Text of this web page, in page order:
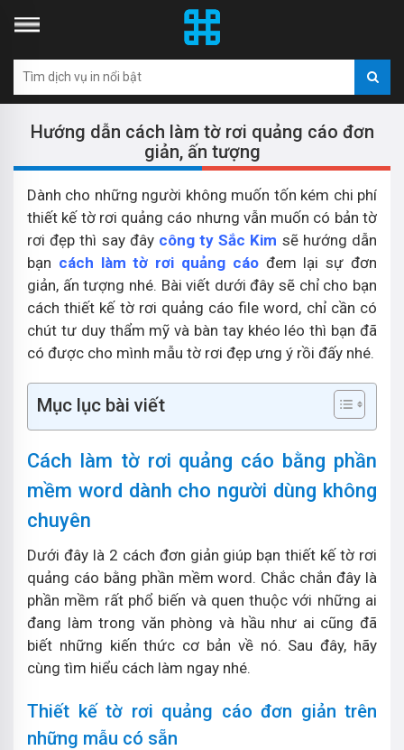
Hướng dẫn cách làm tờ rơi quảng cáo đơn
giản, ấn tượng
Dành cho những người không muốn tốn kém chi phí
thiết kế tờ rơi quảng cáo nhưng vẫn muốn có bản tờ
rơi đẹp thì say đây công ty Sắc Kim sẽ hướng dẫn
bạn cách làm tờ rơi quảng cáođem lại sự đơn
giản, ấn tượng nhé. Bài viết dưới đây sẽ chỉ cho bạn
cách thiết kế tờ rơi quảng cáo file word, chỉ cần có
chút tư duy thẩm mỹ và bàn tay khéo léo thì bạn đã
có được cho mình mẫu tờ rơi đẹp ưng ý rồi đấy nhé.
Mục lục bài viết
Cách làm tờ rơi quảng cáo bằng phần
mềm word dành cho người dùng không
chuyên
Dưới đây là 2 cách đơn giản giúp bạn thiết kế tờ rơi
quảng cáo bằng phần mềm word. Chắc chắn đây là
phần mềm rất phổ biến và quen thuộc với những ai
đang làm trong văn phòng và hầu như ai cũng đã
biết những kiến thức cơ bản về nó. Sau đây, hãy
cùng tìm hiểu cách làm ngay nhé.
Thiết kế tờ rơi quảng cáo đơn giản trên
những mẫu có sẵn